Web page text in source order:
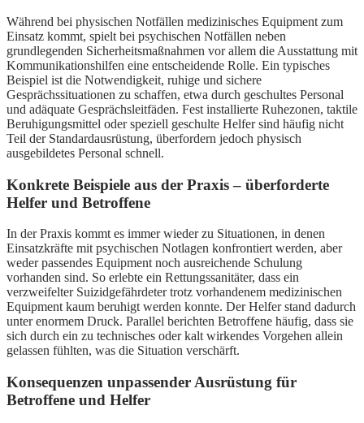
Während bei physischen Notfällen medizinisches Equipment zum
Einsatz kommt, spielt bei psychischen Notfällen neben
grundlegenden Sicherheitsmaßnahmen vor allem die Ausstattung mit
Kommunikationshilfen eine entscheidende Rolle. Ein typisches
Beispiel ist die Notwendigkeit, ruhige und sichere
Gesprächssituationen zu schaffen, etwa durch geschultes Personal
und adäquate Gesprächsleitfäden. Fest installierte Ruhezonen, taktile
Beruhigungsmittel oder speziell geschulte Helfer sind häufig nicht
Teil der Standardausrüstung, überfordern jedoch physisch
ausgebildetes Personal schnell.
Konkrete Beispiele aus der Praxis – überforderte
Helfer und Betroffene
In der Praxis kommt es immer wieder zu Situationen, in denen
Einsatzkräfte mit psychischen Notlagen konfrontiert werden, aber
weder passendes Equipment noch ausreichende Schulung
vorhanden sind. So erlebte ein Rettungssanitäter, dass ein
verzweifelter Suizidgefährdeter trotz vorhandenem medizinischen
Equipment kaum beruhigt werden konnte. Der Helfer stand dadurch
unter enormem Druck. Parallel berichten Betroffene häufig, dass sie
sich durch ein zu technisches oder kalt wirkendes Vorgehen allein
gelassen fühlten, was die Situation verschärft.
Konsequenzen unpassender Ausrüstung für
Betroffene und Helfer